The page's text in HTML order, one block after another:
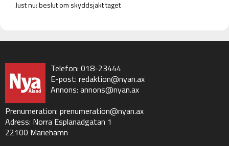
Just nu: beslut om skyddsjakt taget
Telefon: 018-23444
E-post: redaktion@nyan.ax
Annons: annons@nyan.ax
Prenumeration: prenumeration@nyan.ax
Adress: Norra Esplanadgatan 1
22100 Mariehamn